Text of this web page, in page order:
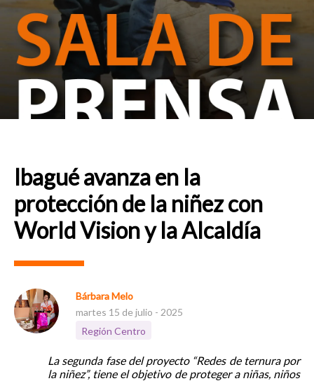
Ibagué avanza en la
protección de la niñez con
World Vision y la Alcaldía
Bárbara Melo
martes 15 de julio - 2025
Región Centro
La segunda fase del proyecto “Redes de ternura por
la niñez”, tiene el objetivo de proteger a niñas, niños